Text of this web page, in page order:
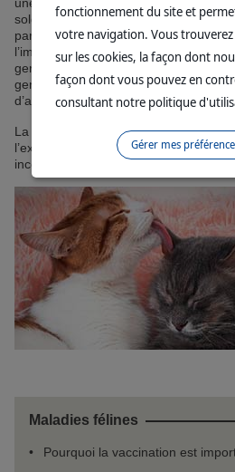
solde toujours par le décès de
par une pâleur alarmante des
l’immunodéficience, ces chats
germes normalement inoffensifs,
gencives, de plaies qui guérissent
d’autres symptômes similaires.
La vaccination est recommandée pour
l’extérieur, ayant un contact avec des
inconnu ou avant un séjour en
Maladies félines
Pourquoi la vaccination est
fonctionnement du site et
votre navigation. Vous
sur les cookies, la façon dont
façon dont vous pouvez en
consultant notre politique
Gérer mes